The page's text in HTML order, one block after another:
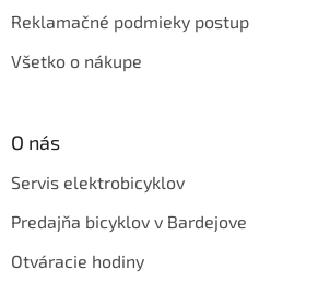
Reklamačné podmieky postup
Všetko o nákupe
O nás
Servis elektrobicyklov
Predajňa bicyklov v Bardejove
Otváracie hodiny